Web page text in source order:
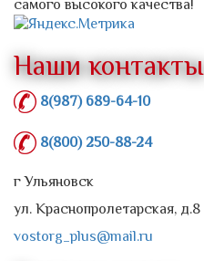
самого высокого качества!
Наши контакты
8(987) 689-64-10
8(800) 250-88-24
г Ульяновск
ул. Краснопролетарская, д.8
vostorg_plus@mail.ru